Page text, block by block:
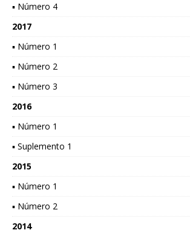
▪ Número 4
2017
▪ Número 1
▪ Número 2
▪ Número 3
2016
▪ Número 1
▪ Suplemento 1
2015
▪ Número 1
▪ Número 2
2014